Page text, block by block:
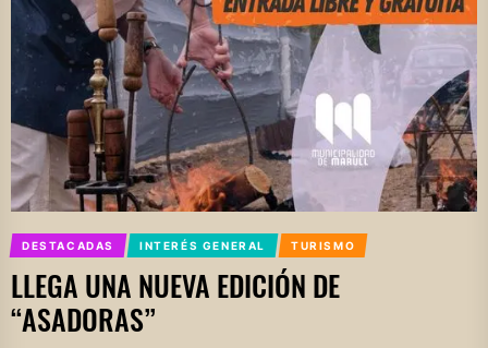
DESTACADAS INTERÉS GENERAL TURISMO
LLEGA UNA NUEVA EDICIÓN DE
“ASADORAS”